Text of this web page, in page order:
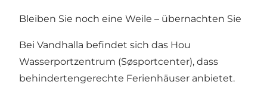
Bleiben Sie noch eine Weile – übernachten Sie
Bei Vandhalla befindet sich das Hou
Wasserportzentrum (Søsportcenter), dass
behindertengerechte Ferienhäuser anbietet.